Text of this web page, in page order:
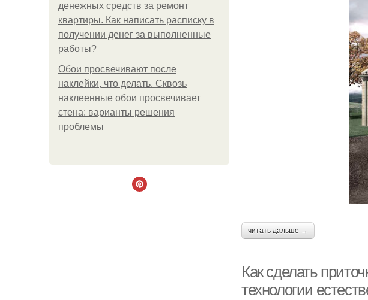
денежных средств за ремонт
квартиры. Как написать расписку в
получении денег за выполненные
работы?
Обои просвечивают после
наклейки, что делать. Сквозь
наклеенные обои просвечивает
стена: варианты решения
проблемы
читать дальше →
Как сделать
технологии